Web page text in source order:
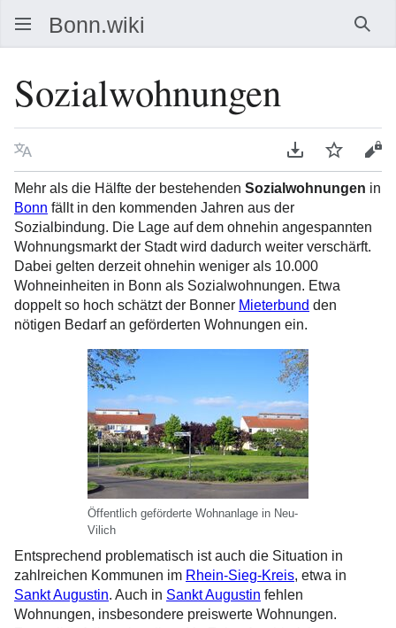
Sozialwohnungen
Sprache PDF
Mehr als die Hälfte der bestehenden Sozialwohnungen in
Bonn fällt in den kommenden Jahren aus der
Sozialbindung. Die Lage auf dem ohnehin angespannten
Wohnungsmarkt der Stadt wird dadurch weiter verschärft.
Dabei gelten derzeit ohnehin weniger als 10.000
Wohneinheiten in Bonn als Sozialwohnungen. Etwa
doppelt so hoch schätzt der Bonner Mieterbund den
nötigen Bedarf an geförderten Wohnungen ein.
Öffentlich geförderte Wohnanlage in Neu-
Vilich
Entsprechend problematisch ist auch die Situation in
zahlreichen Kommunen im Rhein-Sieg-Kreis, etwa in
Sankt Augustin. Auch in Sankt Augustin fehlen
Wohnungen, insbesondere preiswerte Wohnungen.